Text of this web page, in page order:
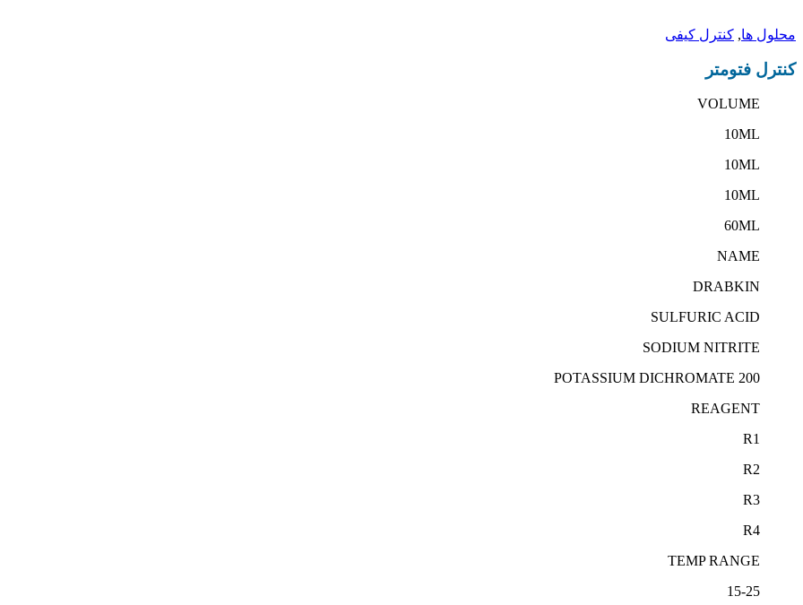
محلول ها, کنترل کیفی
کنترل فتومتر
VOLUME
10ML
10ML
10ML
60ML
NAME
DRABKIN
SULFURIC ACID
SODIUM NITRITE
POTASSIUM DICHROMATE 200
REAGENT
R1
R2
R3
R4
TEMP RANGE
15-25